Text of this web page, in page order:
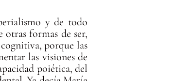
y de todo
formas de ser,
porque las
las visiones de
poiética, del